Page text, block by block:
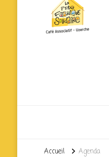
Accueil Agenda